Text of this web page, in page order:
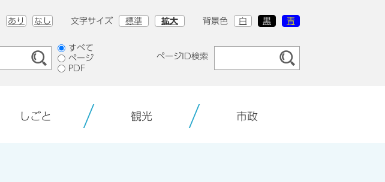
あり なし 文字サイズ 標準 拡大 背景色 白 黒 青
検
索
対
すべて
ページ
PDF
ページID検索
しごと 観光 市政